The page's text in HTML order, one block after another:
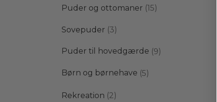
Puder og ottomaner 1515
Sovepuder 33
Puder til hovedgærde 99
Børn og børnehave 55
Rekreation 22